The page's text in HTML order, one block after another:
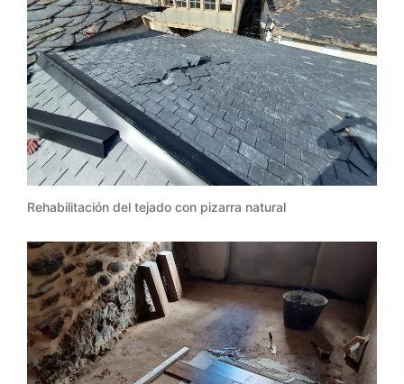
Rehabilitación del tejado con pizarra natural